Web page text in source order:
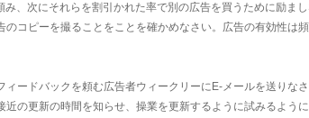
み、次にそれらを割引かれた率で別の広告を買うために励ま
コピーを撮ることをことを確かめなさい。広告の有効性は
ィードバックを頼む広告者ウィークリーにE-メールを送りな
の更新の時間を知らせ、操業を更新するように試みるよう